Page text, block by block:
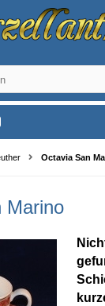
Octavia San
Marino